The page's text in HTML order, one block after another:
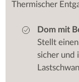
Thermischer
Dom mit
Stellt
sicher und